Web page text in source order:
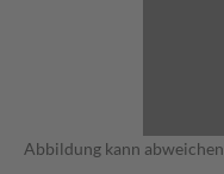
Abbildung kann abweichen